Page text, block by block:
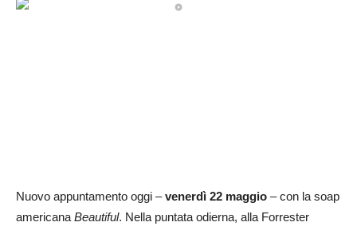
Nuovo appuntamento oggi –venerdì 22 maggio – con la soap
americanaBeautiful. Nella puntata odierna, alla Forrester